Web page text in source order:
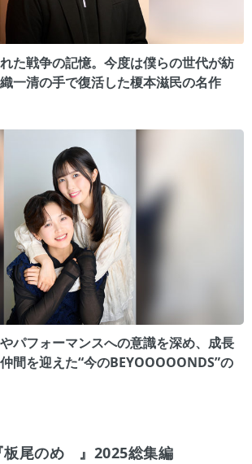
た戦争の記憶。今度は僕らの世代が紡
一清の手で復活した榎本滋民の名作
パフォーマンスへの意識を深め、成長
間を迎えた“今のBEYOOOOONDS”の
板尾のめ゙』2025総集編